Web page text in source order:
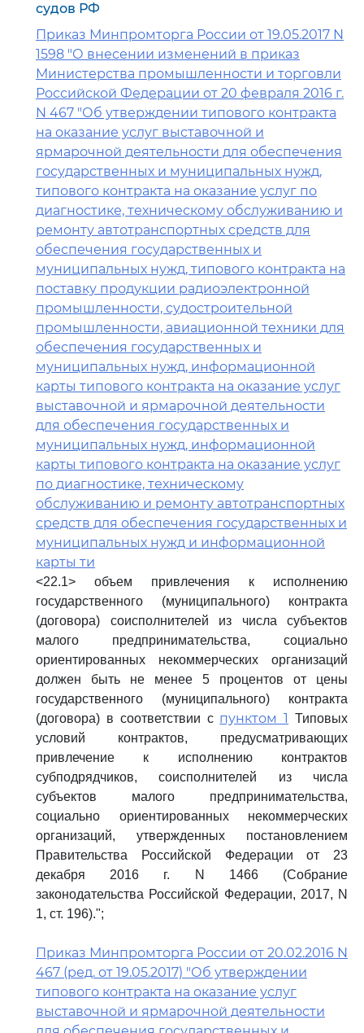
судов РФ
Приказ Минпромторга России от 19.05.2017 N
1598 "О внесении изменений в приказ
Министерства промышленности и торговли
Российской Федерации от 20 февраля 2016 г.
N 467 "Об утверждении типового контракта
на оказание услуг выставочной и
ярмарочной деятельности для обеспечения
государственных и муниципальных нужд,
типового контракта на оказание услуг по
диагностике, техническому обслуживанию и
ремонту автотранспортных средств для
обеспечения государственных и
муниципальных нужд, типового контракта на
поставку продукции радиоэлектронной
промышленности, судостроительной
промышленности, авиационной техники для
обеспечения государственных и
муниципальных нужд, информационной
карты типового контракта на оказание услуг
выставочной и ярмарочной деятельности
для обеспечения государственных и
муниципальных нужд, информационной
карты типового контракта на оказание услуг
по диагностике, техническому
обслуживанию и ремонту автотранспортных
средств для обеспечения государственных и
муниципальных нужд и информационной
карты ти
<22.1> объем привлечения к исполнению
государственного (муниципального) контракта
(договора) соисполнителей из числа субъектов
малого предпринимательства, социально
ориентированных некоммерческих организаций
должен быть не менее 5 процентов от цены
государственного (муниципального) контракта
(договора) в соответствии с пунктом 1 Типовых
условий контрактов, предусматривающих
привлечение к исполнению контрактов
субподрядчиков, соисполнителей из числа
субъектов малого предпринимательства,
социально ориентированных некоммерческих
организаций, утвержденных постановлением
Правительства Российской Федерации от 23
декабря 2016 г. N 1466 (Собрание
законодательства Российской Федерации, 2017, N
1, ст. 196).";
Приказ Минпромторга России от 20.02.2016 N
467 (ред. от 19.05.2017) "Об утверждении
типового контракта на оказание услуг
выставочной и ярмарочной деятельности